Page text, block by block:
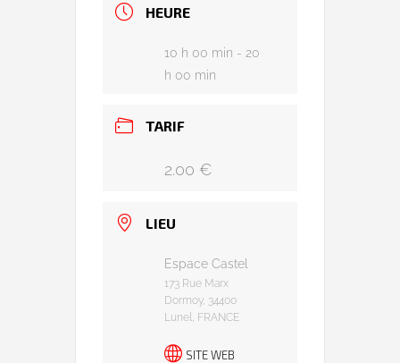
HEURE
10 h 00 min - 20
h 00 min
TARIF
2.00 €
LIEU
Espace Castel
173 Rue Marx
Dormoy, 34400
Lunel, FRANCE
SITE WEB